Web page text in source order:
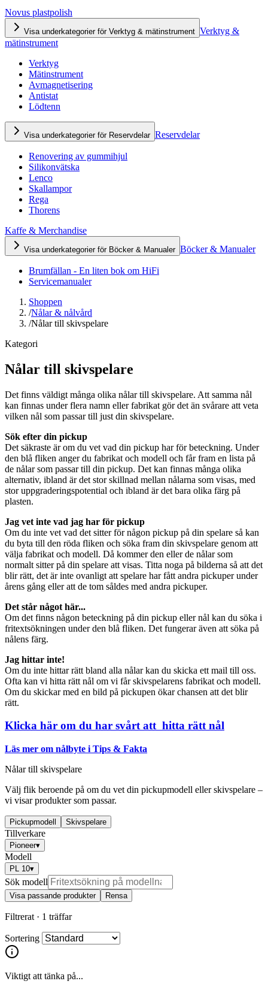
Novus plastpolish
Visa underkategorier för Verktyg & mätinstrument Verktyg &
mätinstrument
Verktyg
Mätinstrument
Avmagnetisering
Antistat
Lödtenn
Visa underkategorier för Reservdelar Reservdelar
Renovering av gummihjul
Silikonvätska
Lenco
Skallampor
Rega
Thorens
Kaffe & Merchandise
Visa underkategorier för Böcker & Manualer Böcker & Manualer
Brumfällan - En liten bok om HiFi
Servicemanualer
Shoppen
/Nålar & nålvård
/Nålar till skivspelare
Kategori
Nålar till skivspelare
Det finns väldigt många olika nålar till skivspelare. Att samma nål
kan finnas under flera namn eller fabrikat gör det än svårare att veta
vilken nål som passar till just din skivspelare.
Sök efter din pickup
Det säkraste är om du vet vad din pickup har för beteckning. Under
den blå fliken anger du fabrikat och modell och får fram en lista på
de nålar som passar till din pickup. Det kan finnas många olika
alternativ, ibland är det stor skillnad mellan nålarna som visas, med
stor uppgraderingspotential och ibland är det bara olika färg på
plasten.
Jag vet inte vad jag har för pickup
Om du inte vet vad det sitter för någon pickup på din spelare så kan
du byta till den röda fliken och söka fram din skivspelare genom att
välja fabrikat och modell. Då kommer den eller de nålar som
normalt sitter på din spelare att visas. Titta noga på bilderna så att det
blir rätt, det är inte ovanligt att spelare har fått andra pickuper under
årens gång eller att de tom såldes med andra pickuper.
Det står något här...
Om det finns någon beteckning på din pickup eller nål kan du söka i
fritextsökningen under den blå fliken. Det fungerar även att söka på
nålens färg.
Jag hittar inte!
Om du inte hittar rätt bland alla nålar kan du skicka ett mail till oss.
Ofta kan vi hitta rätt nål om vi får skivspelarens fabrikat och modell.
Om du skickar med en bild på pickupen ökar chansen att det blir
rätt.
Klicka här om du har svårt att hitta rätt nål
Läs mer om nålbyte i Tips & Fakta
Nålar till skivspelare
Välj flik beroende på om du vet din pickupmodell eller skivspelare –
vi visar produkter som passar.
Pickupmodell Skivspelare
Tillverkare
Pioneer▾
Modell
PL 10▾
Sök modell
Visa passande produkter Rensa
Filtrerat · 1 träffar
Sortering
Viktigt att tänka på...